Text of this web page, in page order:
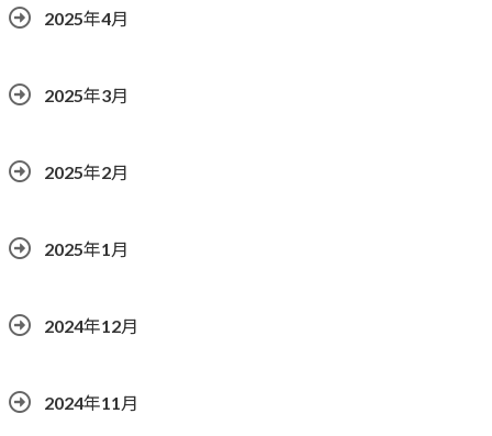
2025年4月
2025年3月
2025年2月
2025年1月
2024年12月
2024年11月